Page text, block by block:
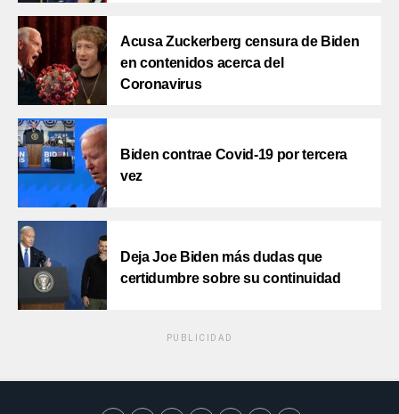
Acusa Zuckerberg censura de Biden
en contenidos acerca del
Coronavirus
Biden contrae Covid-19 por tercera
vez
Deja Joe Biden más dudas que
certidumbre sobre su continuidad
PUBLICIDAD